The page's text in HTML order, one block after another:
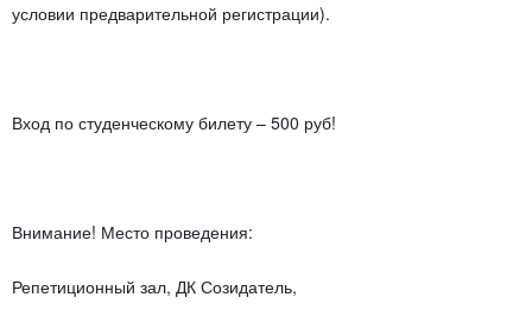
условии предварительной регистрации).
Вход по студенческому билету – 500 руб!
Внимание! Место проведения:
Репетиционный зал, ДК Созидатель,